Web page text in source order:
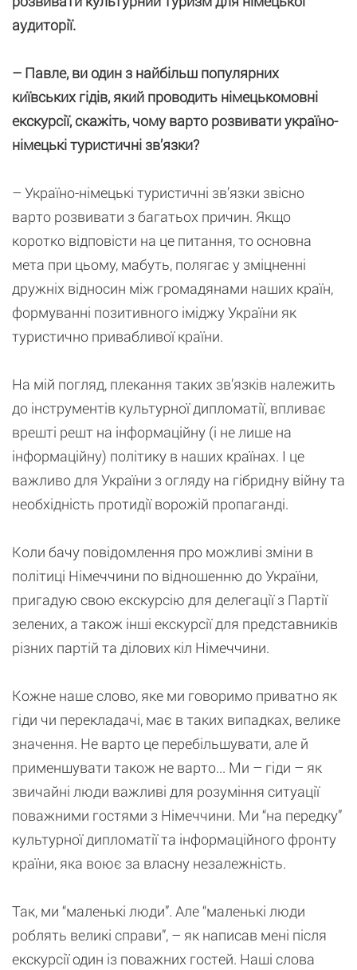
аудиторії.
– Павле, ви один з найбільш популярних
київських гідів, який проводить німецькомовні
екскурсії, скажіть, чому варто розвивати україно-
німецькі туристичні зв’язки?
– Україно-німецькі туристичні зв’язки звісно
варто розвивати з багатьох причин. Якщо
коротко відповісти на це питання, то основна
мета при цьому, мабуть, полягає у зміцненні
дружніх відносин між громадянами наших країн,
формуванні позитивного іміджу України як
туристично привабливої країни.
На мій погляд, плекання таких зв’язків належить
до інструментів культурної дипломатії, впливає
врешті решт на інформаційну (і не лише на
інформаційну) політику в наших країнах. І це
важливо для України з огляду на гібридну війну та
необхідність протидії ворожій пропаганді.
Коли бачу повідомлення про можливі зміни в
політиці Німеччини по відношенню до України,
пригадую свою екскурсію для делегації з Партії
зелених, а також інші екскурсії для представників
різних партій та ділових кіл Німеччини.
Кожне наше слово, яке ми говоримо приватно як
гіди чи перекладачі, має в таких випадках, велике
значення. Не варто це перебільшувати, але й
применшувати також не варто... Ми – гіди – як
звичайні люди важливі для розуміння ситуації
поважними гостями з Німеччини. Ми “на передку”
культурної дипломатії та інформаційного фронту
країни, яка воює за власну незалежність.
Так, ми “маленькі люди”. Але “маленькі люди
роблять великі справи”, – як написав мені після
екскурсії один із поважних гостей. Наші слова